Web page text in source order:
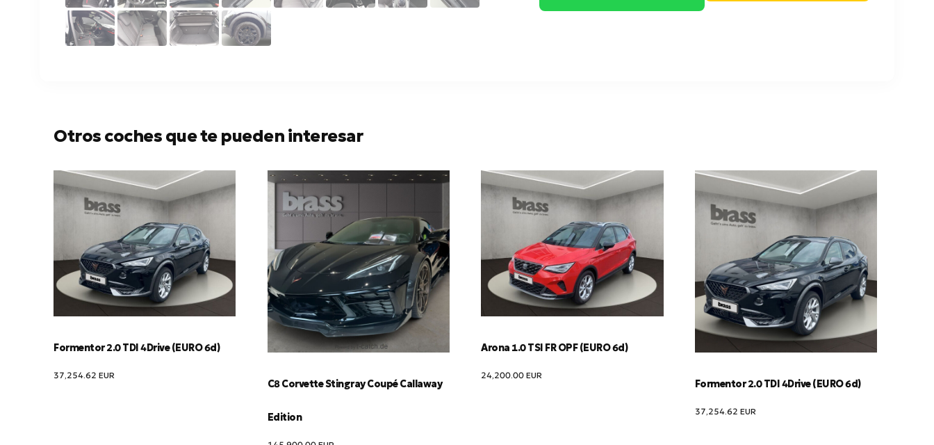
Otros coches que te pueden interesar
Formentor 2.0 TDI 4Drive (EURO 6d)
37,254.62 EUR
C8 Corvette Stingray Coupé Callaway
Edition
Arona 1.0 TSI FR OPF (EURO 6d)
24,200.00EUR
Formentor 2.0 TDI 4Drive (EURO 6d)
37,254.62 EUR